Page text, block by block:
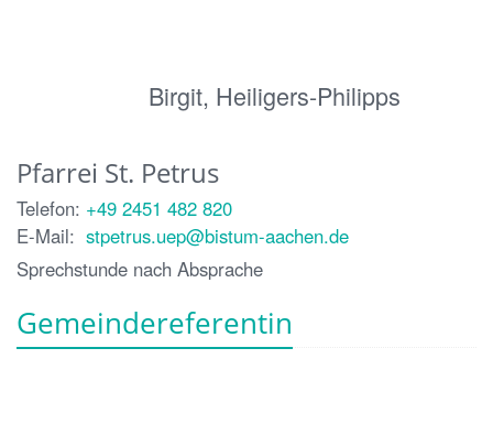
Birgit, Heiligers-Philipps
Pfarrei St. Petrus
Telefon: +49 2451 482 820
E-Mail: stpetrus.uep@bistum-aachen.de
Sprechstunde nach Absprache
Gemeindereferentin